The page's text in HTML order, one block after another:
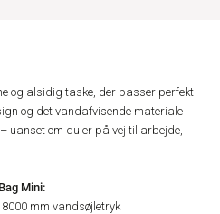
og alsidig taske, der passer perfekt
og det vandafvisende materiale
uanset om du er på vej til arbejde,
Mini:
mm vandsøjletryk